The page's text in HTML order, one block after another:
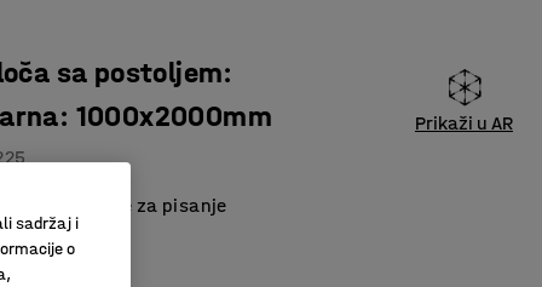
sa postoljem:
1000x2000mm
Prikaži u AR
površina ploče za pisanje
površina
sadržaj i
o